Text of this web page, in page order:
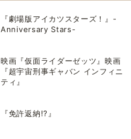
『劇場版アイカツスターズ！』-
Anniversary Stars-
映画『仮面ライダーゼッツ』映画
『超宇宙刑事ギャバン インフィニ
ティ』
『免許返納!?』